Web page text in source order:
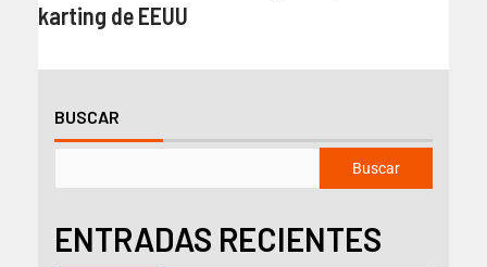
karting de EEUU
BUSCAR
Buscar
ENTRADAS RECIENTES